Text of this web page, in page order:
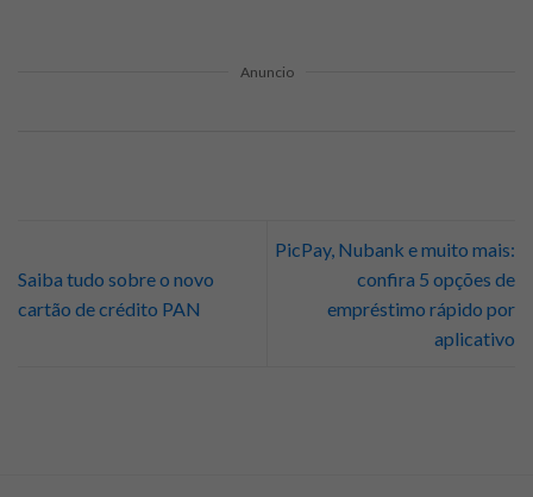
Anuncio
Saiba tudo sobre o novo
cartão de crédito PAN
PicPay, Nubank e muito mais:
confira 5 opções de
empréstimo rápido por
aplicativo